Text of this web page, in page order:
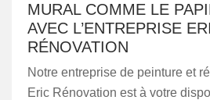
MURAL COMME LE
AVEC L’ENTREPRISE
RÉNOVATION
Notre entreprise de peinture et
Eric Rénovation est à votre